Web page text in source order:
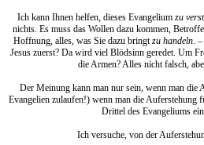
Ich kann Ihnen helfen, dieses Evangelium zu
nichts. Es muss das Wollen dazu kommen,
Hoffnung, alles, was Sie dazu bringt zu handeln .
Jesus zuerst? Da wird viel Blödsinn geredet. Um
die Armen? Alles nicht falsch,
Der Meinung kann man nur sein, wenn man die
Evangelien zulaufen!) wenn man die Auferstehung
Drittel des Evangeliums
Ich versuche, von der